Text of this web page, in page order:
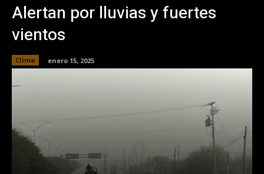
Alertan por lluvias y fuertes
vientos
Clima enero 15, 2025